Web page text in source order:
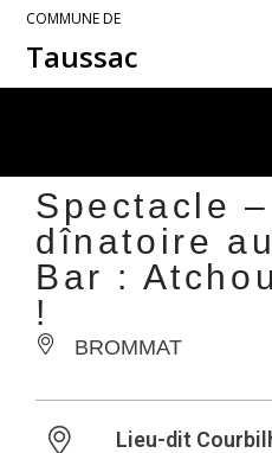
COMMUNE DE
Taussac
Spectacle
dînatoire
Bar :
!
BROMMAT
Lieu-dit